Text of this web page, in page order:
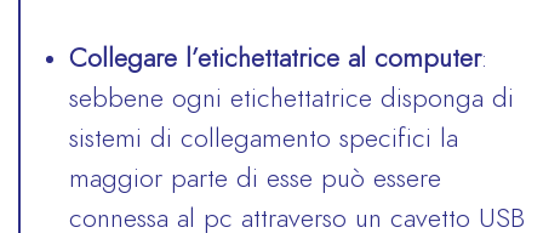
Collegare l’etichettatrice al computer:
sebbene ogni etichettatrice disponga di
sistemi di collegamento specifici la
maggior parte di esse può essere
connessa al pc attraverso un cavetto USB